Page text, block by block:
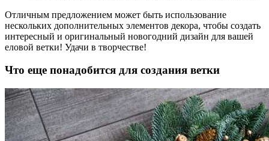
Отличным предложением может быть использование
нескольких дополнительных элементов декора, чтобы создать
интересный и оригинальный новогодний дизайн для вашей
еловой ветки! Удачи в творчестве!
Что еще понадобится для создания ветки